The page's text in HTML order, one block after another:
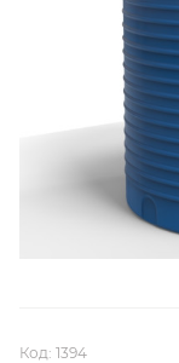
Код: 1394